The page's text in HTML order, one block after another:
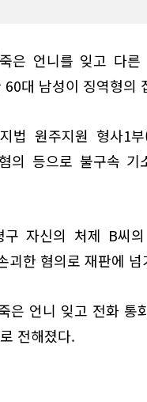
은 언니를 잊고 다
대 남성이 징역형의
법 원주지원 형사1
의 등으로 불구속
자신의 처제 B씨
괴한 혐의로 재판에 넘
은 언니 잊고 전화 통
전해졌다.